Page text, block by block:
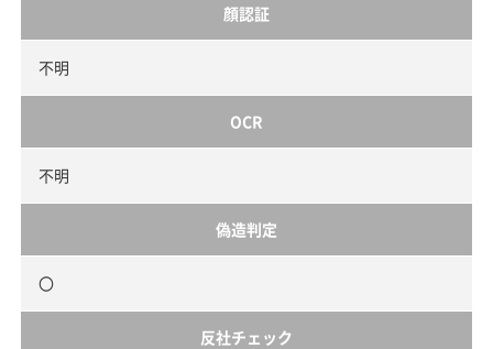
顔認証
不明
OCR
不明
偽造判定
〇
反社チェック